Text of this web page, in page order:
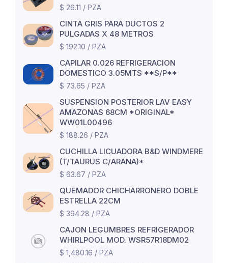
$ 26.11 / PZA
CINTA GRIS PARA DUCTOS 2
PULGADAS X 48 METROS
$ 192.10 / PZA
CAPILAR 0.026 REFRIGERACION
DOMESTICO 3.05MTS **S/P**
$ 73.65 / PZA
SUSPENSION POSTERIOR LAV EASY
AMAZONAS 68CM *ORIGINAL*
WW01L00496
$ 188.26 / PZA
CUCHILLA LICUADORA B&D WINDMERE
(T/TAURUS C/ARANA)*
$ 63.67 / PZA
QUEMADOR CHICHARRONERO DOBLE
ESTRELLA 22CM
$ 394.28 / PZA
CAJON LEGUMBRES REFRIGERADOR
WHIRLPOOL MOD. WSR57R18DM02
$ 1,480.16 / PZA